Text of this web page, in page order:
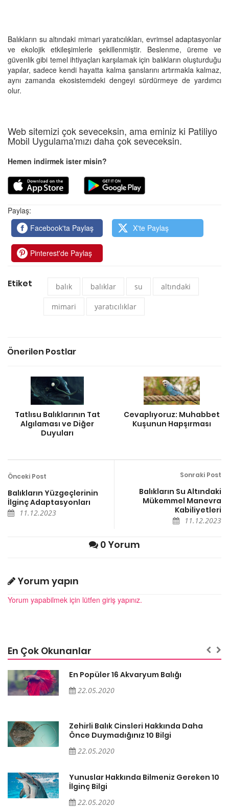
Balıkların su altındaki mimari yaratıcılıkları, evrimsel adaptasyonlar
ve ekolojik etkileşimlerle şekillenmiştir. Beslenme, üreme ve
güvenlik gibi temel ihtiyaçları karşılamak için balıkların oluşturduğu
yapılar, sadece kendi hayatta kalma şanslarını artırmakla kalmaz,
aynı zamanda ekosistemdeki dengeyi sürdürmeye de yardımcı
olur.
Web sitemizi çok seveceksin, ama eminiz ki Patiliyo
Mobil Uygulama'mızı daha çok seveceksin.
Hemen indirmek ister misin?
Paylaş:
Facebook'ta Paylaş
X'te Paylaş
Pinterest'de Paylaş
Etiket balık balıklar su altındaki
mimari yaratıcılıklar
Önerilen Postlar
Tatlısu Balıklarının Tat
Algılaması ve Diğer
Duyuları
Cevaplıyoruz: Muhabbet
Kuşunun Hapşırması
Önceki Post
Balıkların Yüzgeçlerinin
İlginç Adaptasyonları
11.12.2023
Sonraki Post
Balıkların Su Altındaki
Mükemmel Manevra
Kabiliyetleri
11.12.2023
0 Yorum
Yorum yapın
Yorum yapabilmek için lütfen giriş yapınız.
En Çok Okunanlar
En Popüler 16 Akvaryum Balığı
22.05.2020
Zehirli Balık Cinsleri Hakkında Daha
Önce Duymadığınız 10 Bilgi
22.05.2020
Yunuslar Hakkında Bilmeniz Gereken 10
İlginç Bilgi
22.05.2020